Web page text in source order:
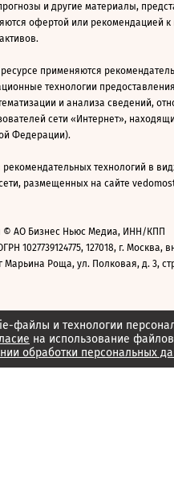
файлы и технологии
на использование
обработки персональных
и другие материалы,
офертой или рекомендацией к
применяются
технологии
и анализа сведений,
сети «Интернет»,
Федерации).
технологий в
размещенных на сайте
© АО Бизнес Ньюс Медиа, ИНН/КПП
1027739124775, 127018, г. Москва,
Роща, ул. Полковая, д. 3,